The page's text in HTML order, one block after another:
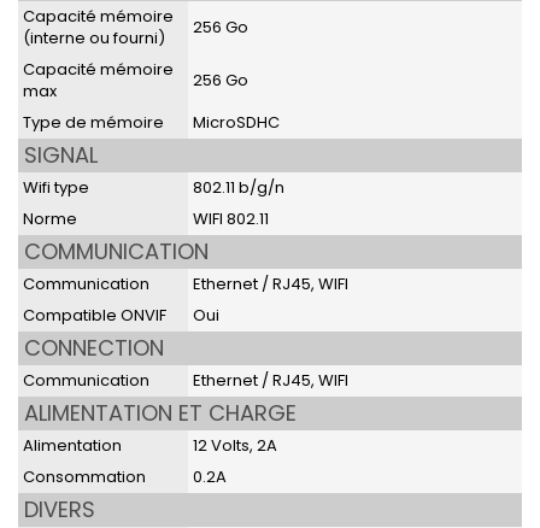
Capacité mémoire
(interne ou fourni)
256 Go
Capacité mémoire
max
256 Go
Type de mémoire
MicroSDHC
SIGNAL
Wifi type
802.11 b/g/n
Norme
WIFI 802.11
COMMUNICATION
Communication
Ethernet / RJ45, WIFI
Compatible ONVIF
Oui
CONNECTION
Communication Ethernet / RJ45, WIFI
ALIMENTATION ET CHARGE
Alimentation
12 Volts, 2A
Consommation
0.2A
DIVERS